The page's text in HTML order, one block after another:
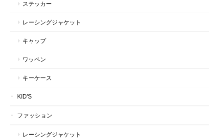
ステッカー
レーシングジャケット
キャップ
ワッペン
キーケース
KID'S
ファッション
レーシングジャケット